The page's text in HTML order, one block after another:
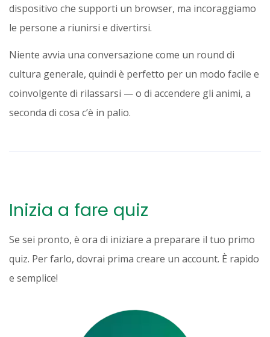
dispositivo che supporti un browser, ma incoraggiamo
le persone a riunirsi e divertirsi.
Niente avvia una conversazione come un round di
cultura generale, quindi è perfetto per un modo facile e
coinvolgente di rilassarsi — o di accendere gli animi, a
seconda di cosa c’è in palio.
Inizia a fare quiz
Se sei pronto, è ora di iniziare a preparare il tuo primo
quiz. Per farlo, dovrai prima creare un account. È rapido
e semplice!